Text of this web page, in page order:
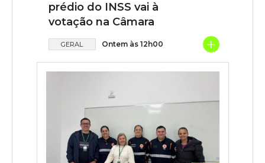
prédio do INSS vai à
votação na Câmara
GERAL Ontem às 12h00 +